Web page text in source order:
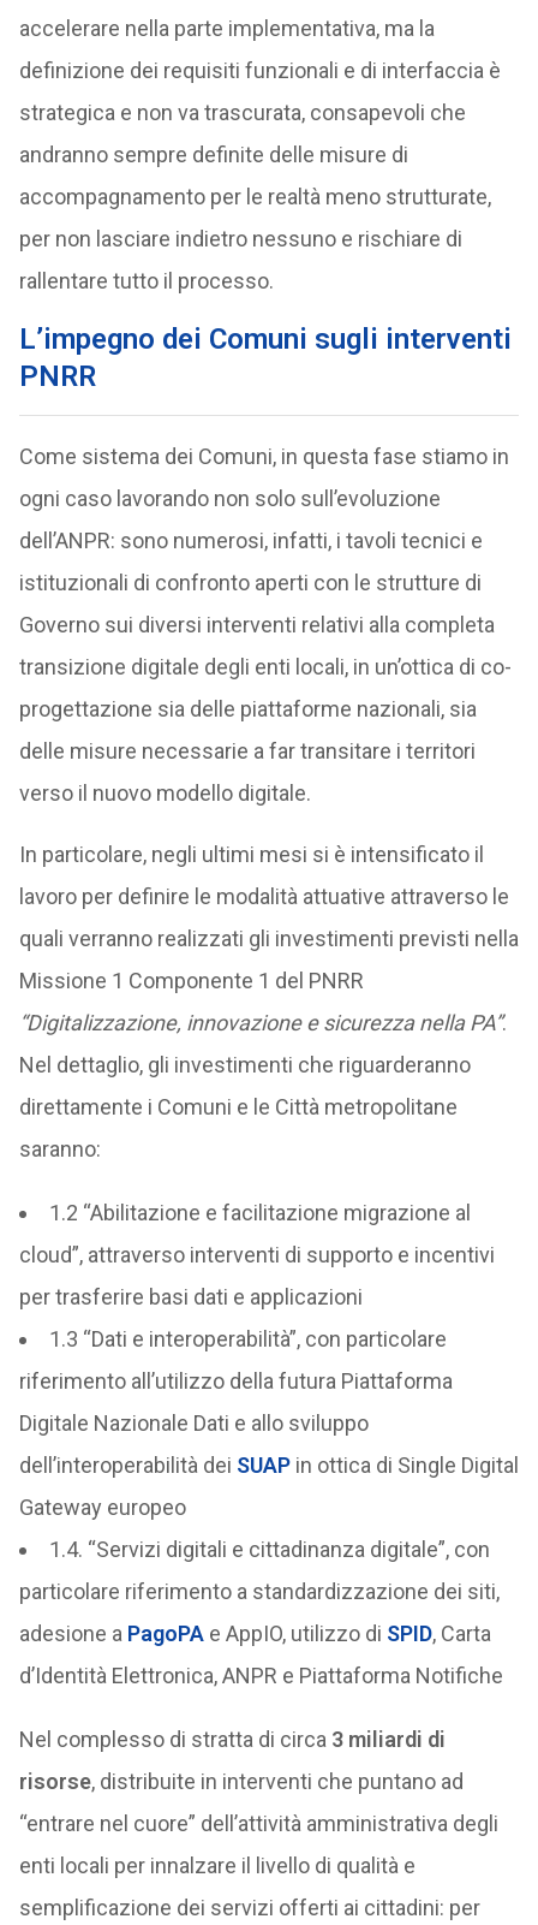
accelerare nella parte implementativa, ma la
definizione dei requisiti funzionali e di interfaccia è
strategica e non va trascurata, consapevoli che
andranno sempre definite delle misure di
accompagnamento per le realtà meno strutturate,
per non lasciare indietro nessuno e rischiare di
rallentare tutto il processo.
L’impegno dei Comuni sugli interventi
PNRR
Come sistema dei Comuni, in questa fase stiamo in
ogni caso lavorando non solo sull’evoluzione
dell’ANPR: sono numerosi, infatti, i tavoli tecnici e
istituzionali di confronto aperti con le strutture di
Governo sui diversi interventi relativi alla completa
transizione digitale degli enti locali, in un’ottica di co-
progettazione sia delle piattaforme nazionali, sia
delle misure necessarie a far transitare i territori
verso il nuovo modello digitale.
In particolare, negli ultimi mesi si è intensificato il
lavoro per definire le modalità attuative attraverso le
quali verranno realizzati gli investimenti previsti nella
Missione 1 Componente 1 del PNRR
“Digitalizzazione, innovazione e sicurezza nella PA”.
Nel dettaglio, gli investimenti che riguarderanno
direttamente i Comuni e le Città metropolitane
saranno:
1.2 “Abilitazione e facilitazione migrazione al
cloud”, attraverso interventi di supporto e incentivi
per trasferire basi dati e applicazioni
1.3 “Dati e interoperabilità”, con particolare
riferimento all’utilizzo della futura Piattaforma
Digitale Nazionale Dati e allo sviluppo
dell’interoperabilità dei SUAP in ottica di Single Digital
Gateway europeo
1.4. “Servizi digitali e cittadinanza digitale”, con
particolare riferimento a standardizzazione dei siti,
adesione a PagoPAe AppIO, utilizzo di SPID, Carta
d’Identità Elettronica, ANPR e Piattaforma Notifiche
Nel complesso di stratta di circa 3 miliardi di
risorse, distribuite in interventi che puntano ad
“entrare nel cuore” dell’attività amministrativa degli
enti locali per innalzare il livello di qualità e
semplificazione dei servizi offerti ai cittadini: per